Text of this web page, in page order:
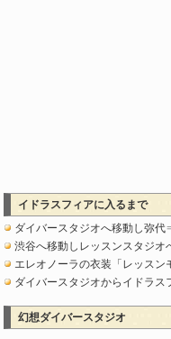
イドラスフィアに入るまで
ダイバースタジオへ移動し弥
渋谷へ移動しレッスンスタジオ
エレオノーラの衣装「レッスン
ダイバースタジオからイドラス
幻想ダイバースタジオ